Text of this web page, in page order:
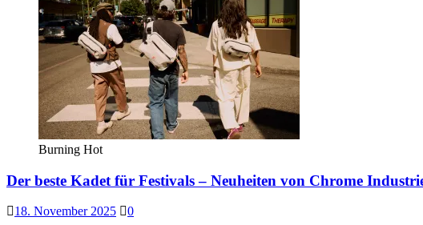
Burning Hot
Der beste Kadet für Festivals – Neuheiten von Chrome
18. November 2025
0